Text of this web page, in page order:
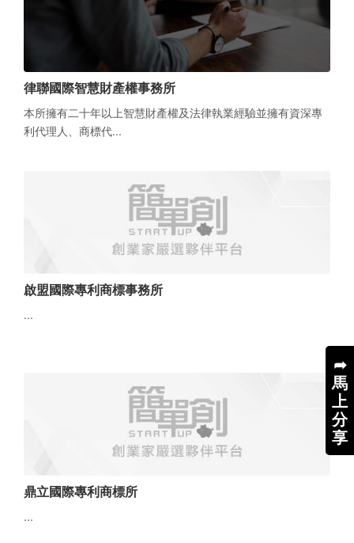
➦
馬
上
分
享
律聯國際智慧財產權事務所
本所擁有二十年以上智慧財產權及法律執業經驗並擁有資深專
利代理人、商標代...
啟盟國際專利商標事務所
...
鼎立國際專利商標所
...